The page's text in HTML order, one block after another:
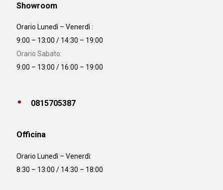
Showroom
Orario Lunedì – Venerdì :
9:00 – 13:00 / 14:30 – 19:00
Orario Sabato:
9:00 – 13:00 / 16:00 – 19:00
0815705387
Officina
OrarioLunedì – Venerdì:
8:30 – 13:00 / 14:30 – 18:00